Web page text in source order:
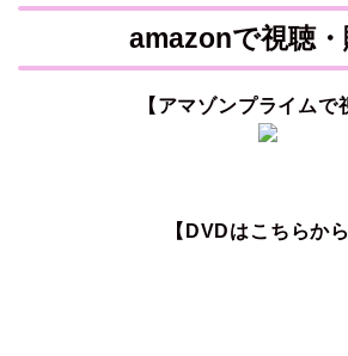
amazonで視聴・
【アマゾンプライムで
【DVDはこちらから